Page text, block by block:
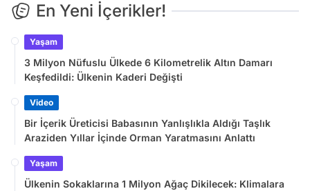
En Yeni İçerikler!
Yaşam
3 Milyon Nüfuslu Ülkede 6 Kilometrelik Altın Damarı
Keşfedildi: Ülkenin Kaderi Değişti
Video
Bir İçerik Üreticisi Babasının Yanlışlıkla Aldığı Taşlık
Araziden Yıllar İçinde Orman Yaratmasını Anlattı
Yaşam
Ülkenin Sokaklarına 1 Milyon Ağaç Dikilecek: Klimalara